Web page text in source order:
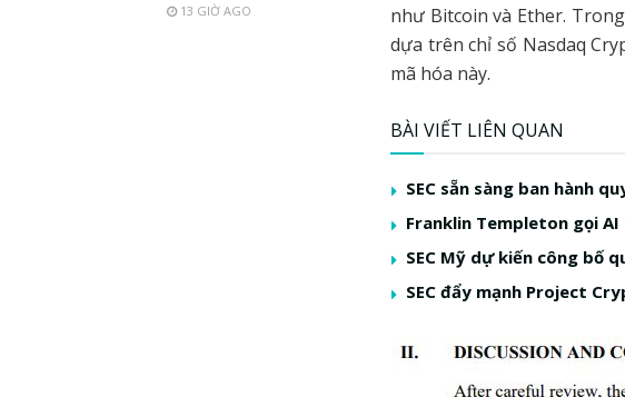
như Bitcoin và Ether.
dựa trên chỉ số Nasdaq
mã hóa này.
BÀI VIẾT LIÊN QUAN
SEC sẵn sàng ban hành
Franklin Templeton gọi
SEC Mỹ dự kiến công bố
SEC đẩy mạnh Project
13 GIỜ AGO